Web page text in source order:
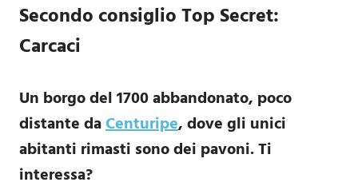
Secondo consiglio Top Secret:
Carcaci
Un borgo del 1700 abbandonato, poco
distante daCenturipe, dove gli unici
abitanti rimasti sono dei pavoni. Ti
interessa?